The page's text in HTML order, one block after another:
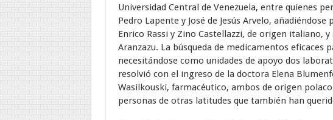
Universidad Central de Venezuela, entre quienes
Pedro Lapente y José de Jesús Arvelo,
Enrico Rassi y Zino Castellazzi, de origen italiano,
Aranzazu. La búsqueda de medicamentos
necesitándose como unidades de apoyo dos
resolvió con el ingreso de la doctora Elena
Wasilkouski, farmacéutico, ambos de origen
personas de otras latitudes que también han